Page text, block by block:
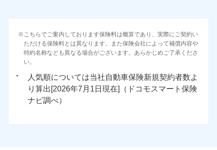
こちらでご案内しております保険料は概算であり、実際にご契約い
ただける保険料とは異なります。また保険会社によって補償内容や
特約名称なども異なる場合がございます。あらかじめご了承くださ
い。
人気順については当社
新規契約者数よ
り算出[
年 月
日現在]（ドコモスマート保険
ナビ調べ）